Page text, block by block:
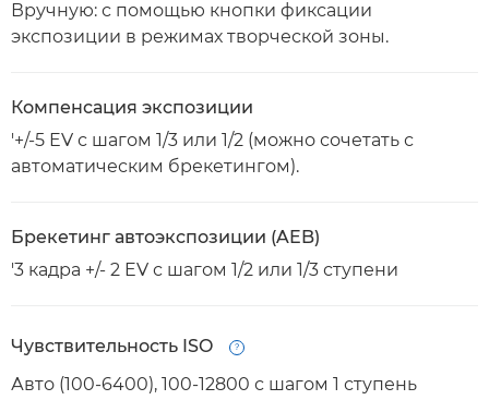
Вручную: с помощью кнопки фиксации
экспозиции в режимах творческой зоны.
Компенсация экспозиции
'+/-5 EV с шагом 1/3 или 1/2 (можно сочетать с
автоматическим брекетингом).
Брекетинг автоэкспозиции (AEB)
'3 кадра +/- 2 EV с шагом 1/2 или 1/3 ступени
Чувствительность ISO
Авто (100-6400), 100-12800 с шагом 1 ступень